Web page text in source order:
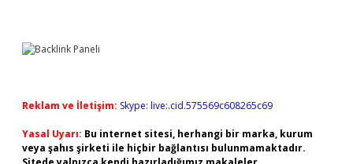
Reklam ve İletişim: Skype: live:.cid.575569c608265c69
Yasal Uyarı: Bu internet sitesi, herhangi bir marka, kurum
veya şahıs şirketi ile hiçbir bağlantısı bulunmamaktadır.